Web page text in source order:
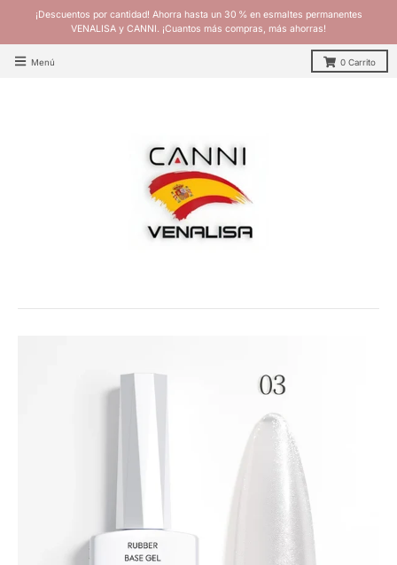
¡Descuentos por cantidad! Ahorra hasta un 30 % en esmaltes permanentes
VENALISA y CANNI. ¡Cuantos más compras, más ahorras!
Menú 0 Carrito